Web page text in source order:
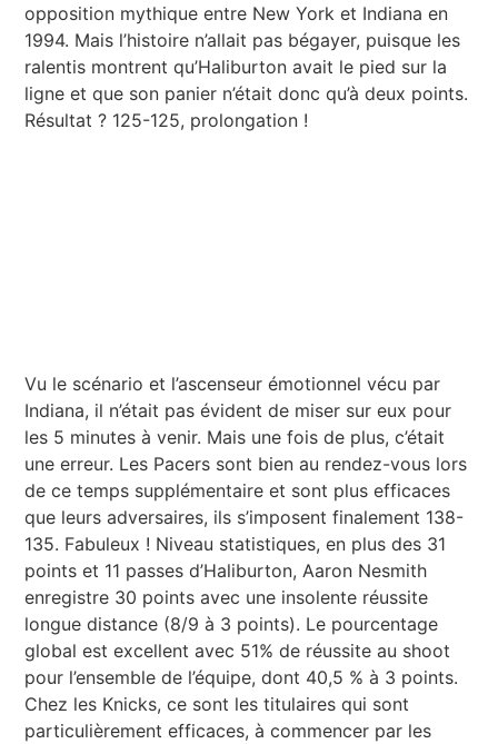
opposition mythique entre New York et Indiana en
1994. Mais l’histoire n’allait pas bégayer, puisque les
ralentis montrent qu’Haliburton avait le pied sur la
ligne et que son panier n’était donc qu’à deux points.
Résultat ? 125-125, prolongation !
Vu le scénario et l’ascenseur émotionnel vécu par
Indiana, il n’était pas évident de miser sur eux pour
les 5 minutes à venir. Mais une fois de plus, c’était
une erreur. Les Pacers sont bien au rendez-vous lors
de ce temps supplémentaire et sont plus efficaces
que leurs adversaires, ils s’imposent finalement 138-
135. Fabuleux ! Niveau statistiques, en plus des 31
points et 11 passes d’Haliburton, Aaron Nesmith
enregistre 30 points avec une insolente réussite
longue distance (8/9 à 3 points). Le pourcentage
global est excellent avec 51% de réussite au shoot
pour l’ensemble de l’équipe, dont 40,5 % à 3 points.
Chez les Knicks, ce sont les titulaires qui sont
particulièrement efficaces, à commencer par les